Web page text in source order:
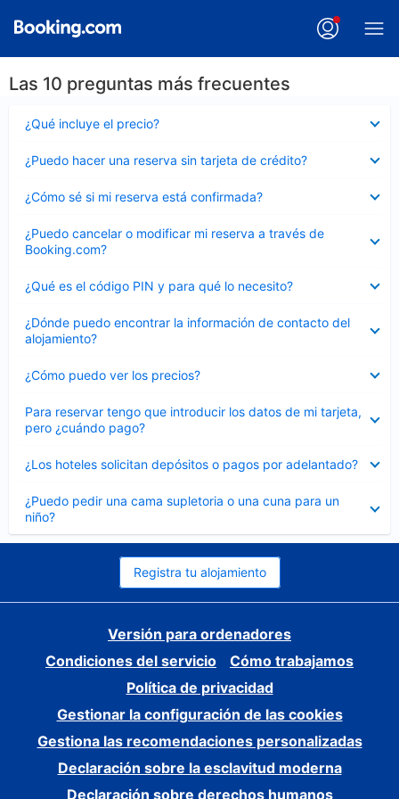
Las 10 preguntas más frecuentes
¿Qué incluye el precio?
cerrado
¿Puedo hacer una reserva sin tarjeta de crédito?
cerrado
¿Cómo sé si mi reserva está confirmada?
cerrado
¿Puedo cancelar o modificar mi reserva a través de
Booking.com?
cerrado
¿Qué es el código PIN y para qué lo necesito?
cerrado
¿Dónde puedo encontrar la información de contacto del
alojamiento?
cerrado
¿Cómo puedo ver los precios?
cerrado
Para reservar tengo que introducir los datos de mi tarjeta,
pero ¿cuándo pago?
cerrado
¿Los hoteles solicitan depósitos o pagos por adelantado?
cerrado
¿Puedo pedir una cama supletoria o una cuna para un
niño?
cerrado
Registra tu alojamiento
Versión para ordenadores
Condiciones del servicio
Cómo trabajamos
Política de privacidad
Gestionar la configuración de las cookies
Gestiona las recomendaciones personalizadas
Declaración sobre la esclavitud moderna
Declaración sobre derechos humanos